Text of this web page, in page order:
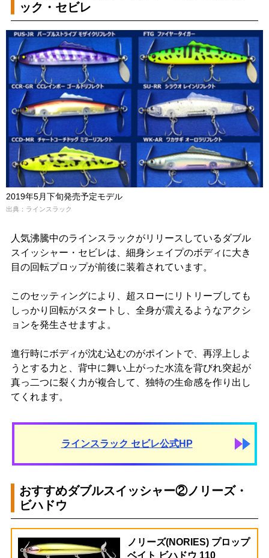
ック・セビレ
2019年5月下旬発売予定モデル
出典：ラインスラック
人気沸騰中のラインスラックがリリースしているダブル
スイッシャー・セビレは、細身シェイプのボディに大き
目の回転プロップが前後に装着されています。
このセッティングにより、超スローにリトリーブしても
しっかり回転がスタートし、全身が震えるようなアクシ
ョンを発生させますよ。
進行時にボディが沈む込むのがポイントで、再浮上しよ
うとする力と、背中に舞い上がった水流を背びれ突起が
真っ二つに裂く力が複合して、独特の生命感を作り出し
てくれます。
ラインスラック セビレ公式HP
おすすめダブルスイッシャー②ノリーズ・
ビハドウ
ノリーズ(NORIES) プロップ
ベイト ビハドウ 110